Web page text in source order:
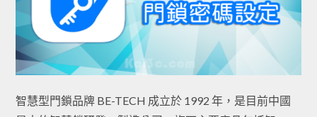
智慧型門鎖品牌 BE-TECH 成立於 1992 年，是目前中國